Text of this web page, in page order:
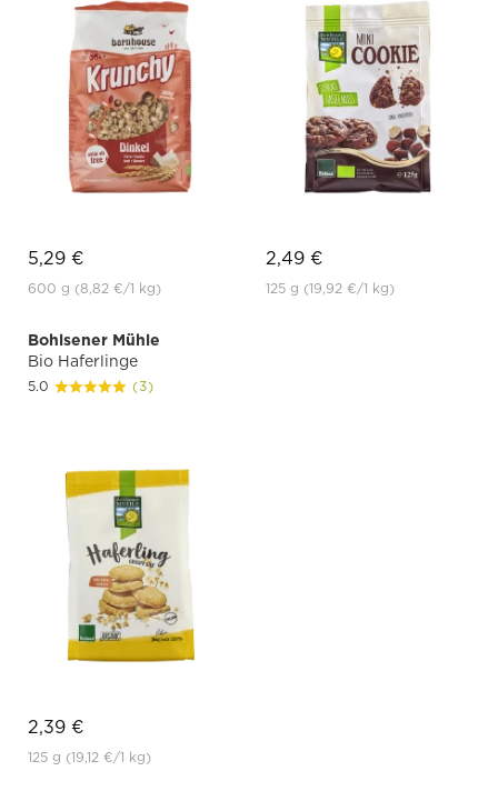
5,29 €
600 g (8,82 €/1 kg)
2,49 €
125 g (19,92 €/1 kg)
Bohlsener Mühle
Bio Haferlinge
5.0 (3)
2,39 €
125 g (19,12 €/1 kg)